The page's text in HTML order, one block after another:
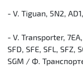
- V. Tiguan, 5N2,
- V. Transporter, 7EA,
SFD, SFE, SFL, SFZ,
SGM / Ф.